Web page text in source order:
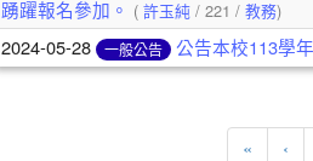
踴躍報名參加。 (許玉純/ 221 / 教務)
2024-05-28 一般公告 公告本校113學
«第一頁
‹上